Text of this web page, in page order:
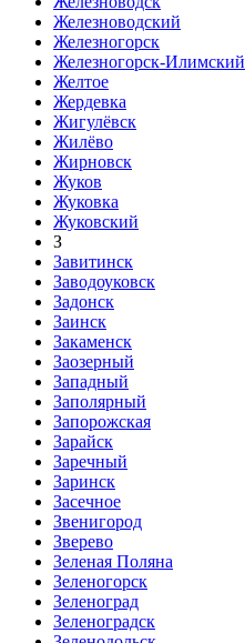
Железноводский
Железногорск
Железногорск-Илимский
Желтое
Жердевка
Жигулёвск
Жилёво
Жирновск
Жуков
Жуковка
Жуковский
З
Завитинск
Заводоуковск
Задонск
Заинск
Закаменск
Заозерный
Западный
Заполярный
Запорожская
Зарайск
Заречный
Заринск
Засечное
Звенигород
Зверево
Зеленая Поляна
Зеленогорск
Зеленоград
Зеленоградск